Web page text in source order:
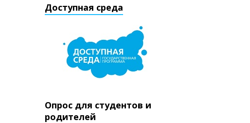
Доступная среда
Опрос для студентов и
родителей